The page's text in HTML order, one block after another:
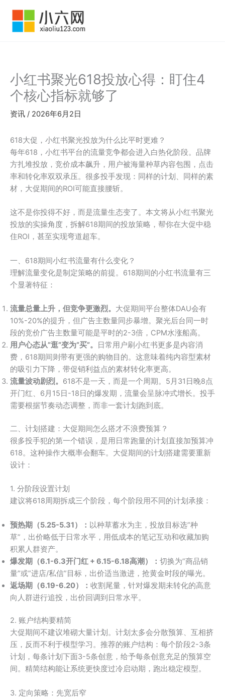
小红书聚光618投放心得：盯住4
个核心指标就够了
资讯 / 2026年6月2日
618大促，小红书聚光投放为什么比平时更难？
每年618，小红书平台的流量竞争都会进入白热化阶段。品牌
方扎堆投放，竞价成本飙升，用户被海量种草内容包围，点击
率和转化率双双承压。很多投手发现：同样的计划、同样的素
材，大促期间的ROI可能直接腰斩。
这不是你投得不好，而是流量生态变了。本文将从小红书聚光
投放的实操角度，拆解618期间的投放策略，帮你在大促中稳
住ROI，甚至实现弯道超车。
一、618期间小红书流量有什么变化？
理解流量变化是制定策略的前提。618期间的小红书流量有三
个显著特征：
流量总量上升，但竞争更激烈。 大促期间平台整体DAU会有
10%-20%的提升，但广告主数量同步暴增。聚光后台同一时
段的竞价广告主数量可能是平时的2-3倍，CPM水涨船高。
用户心态从”逛”变为”买”。
日常用户刷小红书更多是内容消
费，618期间则带有更强的购物目的。这意味着纯内容型素材
的吸引力下降，带促销利益点的素材转化率更高。
流量波动剧烈。 618不是一天，而是一个周期。5月31日晚8点
开门红、6月15日-18日的爆发期，流量会呈脉冲式增长。投手
需要根据节奏动态调整，而非一套计划跑到底。
二、计划搭建：大促期间怎么搭才不浪费预算？
很多投手犯的第一个错误，是用日常跑量的计划直接加预算冲
618。这种操作大概率会翻车。大促期间的计划搭建需要重新
设计：
1. 分阶段设置计划
建议将618周期拆成三个阶段，每个阶段用不同的计划承接：
预热期（5.25-5.31）： 以种草蓄水为主，投放目标选”种
草”，出价略低于日常水平，用低成本的笔记互动和收藏加购
积累人群资产。
爆发期（6.1-6.3开门红 + 6.15-6.18高潮）： 切换为”商品销
量”或”进店/私信”目标，出价适当激进，抢黄金时段的曝光。
返场期（6.19-6.20）： 收割尾量，针对爆发期未转化的高意
向人群进行追投，出价回调到日常水平。
2. 账户结构要精简
大促期间不建议堆砌大量计划。计划太多会分散预算、互相挤
压，反而不利于模型学习。推荐的账户结构：每个阶段2-3条
计划，每条计划下面3-5条创意，给予每条创意充足的预算空
间。精简结构能让系统更快度过冷启动期，跑出稳定模型。
3. 定向策略：先宽后窄